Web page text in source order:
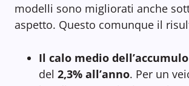
modelli sono migliorati anche
aspetto. Questo comunque il
Il calo medio dell’accumulo
del 2,3% all’anno. Per un